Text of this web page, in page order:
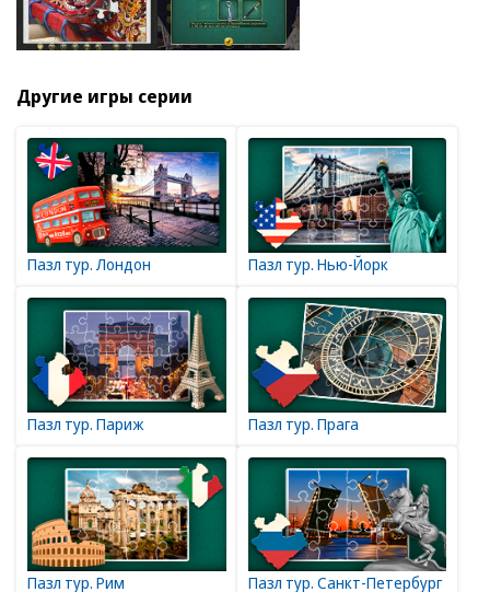
Другие игры серии
Пазл тур. Лондон Пазл тур. Нью-Йорк
Пазл тур. Париж Пазл тур. Прага
Пазл тур. Рим Пазл тур. Санкт-Петербург